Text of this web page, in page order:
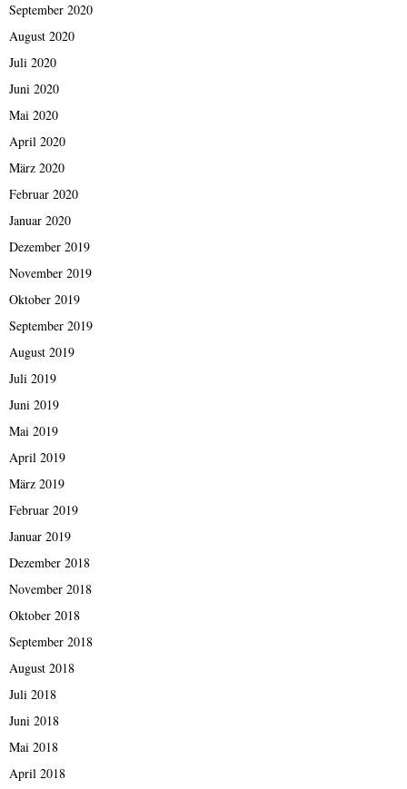
September 2020
August 2020
Juli 2020
Juni 2020
Mai 2020
April 2020
März 2020
Februar 2020
Januar 2020
Dezember 2019
November 2019
Oktober 2019
September 2019
August 2019
Juli 2019
Juni 2019
Mai 2019
April 2019
März 2019
Februar 2019
Januar 2019
Dezember 2018
November 2018
Oktober 2018
September 2018
August 2018
Juli 2018
Juni 2018
Mai 2018
April 2018